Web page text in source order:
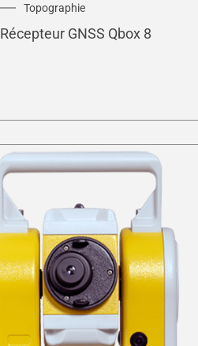
Topographie
Récepteur GNSS Qbox 8